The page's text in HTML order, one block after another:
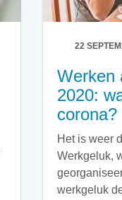
22
Werken
2020:
corona?
Het is weer
Werkgeluk,
werkgeluk